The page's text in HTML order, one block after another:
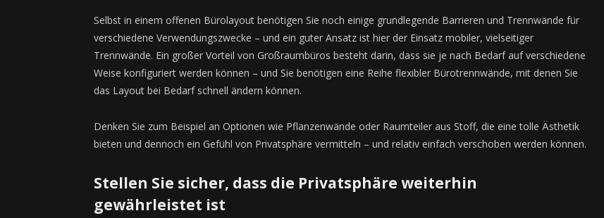
Selbst in einem offenen Bürolayout benötigen Sie noch einige grundlegende Barrieren und Trennwände für
verschiedene Verwendungszwecke – und ein guter Ansatz ist hier der Einsatz mobiler, vielseitiger
Trennwände. Ein großer Vorteil von Großraumbüros besteht darin, dass sie je nach Bedarf auf verschiedene
Weise konfiguriert werden können – und Sie benötigen eine Reihe flexibler Bürotrennwände, mit denen Sie
das Layout bei Bedarf schnell ändern können.
Denken Sie zum Beispiel an Optionen wie Pflanzenwände oder Raumteiler aus Stoff, die eine tolle Ästhetik
bieten und dennoch ein Gefühl von Privatsphäre vermitteln – und relativ einfach verschoben werden können.
Stellen Sie sicher, dass die Privatsphäre weiterhin
gewährleistet ist